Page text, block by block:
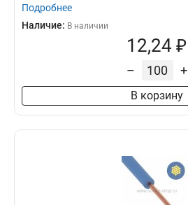
Подробнее
Наличие: В наличии
12,24 ₽
– +
В корзину